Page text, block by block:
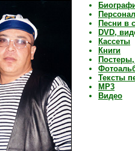
Песни в
DVD,
Кассеты
Книги
Тексты
MP3
Видео